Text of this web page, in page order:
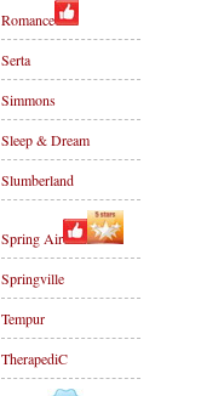
Romance
Serta
Simmons
Sleep & Dream
Slumberland
Spring Air
Springville
Tempur
TherapediC